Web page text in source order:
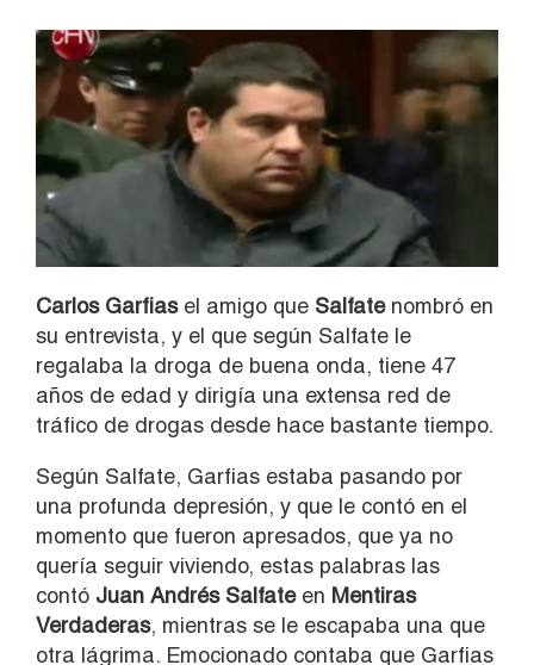
Carlos Garfiasel amigo que Salfatenombró en
su entrevista, y el que según Salfate le
regalaba la droga de buena onda, tiene 47
años de edad y dirigía una extensa red de
tráfico de drogas desde hace bastante tiempo.
Según Salfate, Garfias estaba pasando por
una profunda depresión, y que le contó en el
momento que fueron apresados, que ya no
quería seguir viviendo, estas palabras las
contó Juan Andrés Salfateen Mentiras
Verdaderas, mientras se le escapaba una que
otra lágrima. Emocionado contaba que Garfias